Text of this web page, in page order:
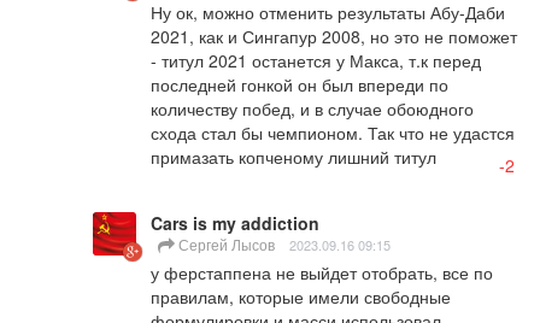
Ну ок, можно отменить результаты Абу-Даби
2021, как и Сингапур 2008, но это не поможет
- титул 2021 останется у Макса, т.к перед
последней гонкой он был впереди по
количеству побед, и в случае обоюдного
схода стал бы чемпионом. Так что не удастся
примазать копченому лишний титул
-2
Cars is my addiction
Сергей Лысов 2023.09.16 09:15
у ферстаппена не выйдет отобрать, все по
правилам, которые имели свободные